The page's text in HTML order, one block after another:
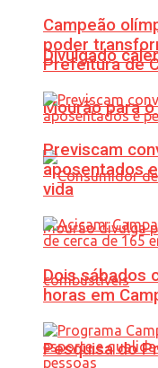
Divulgado
Mourão para
Pesquisa do
Campeão
poder
Prefeitura de
Previscam
aposentados
vida
Dois sábados
horas em